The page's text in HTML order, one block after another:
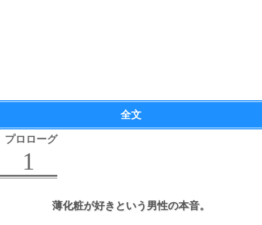
全文
プロローグ
1
薄化粧が好きという男性の本音。